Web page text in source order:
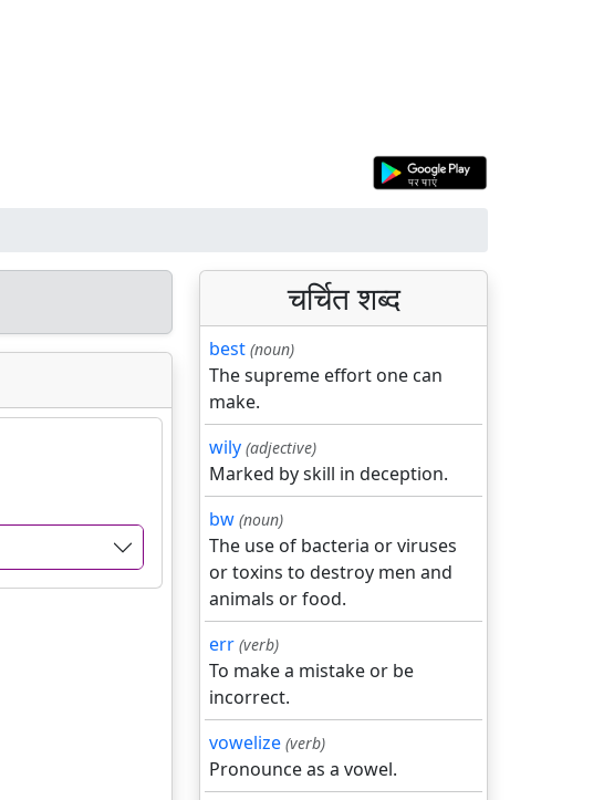
चर्चित शब्द
best (noun)
The supreme effort one can
make.
wily (adjective)
Marked by skill in deception.
bw (noun)
The use of bacteria or viruses
or toxins to destroy men and
animals or food.
err (verb)
To make a mistake or be
incorrect.
vowelize (verb)
Pronounce as a vowel.